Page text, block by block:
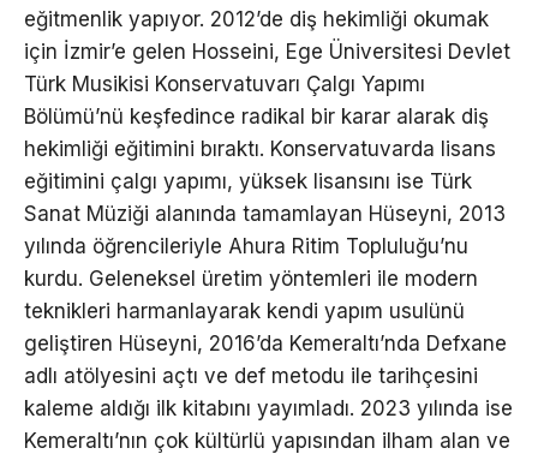
eğitmenlik yapıyor. 2012’de diş hekimliği okumak
için İzmir’e gelen Hosseini, Ege Üniversitesi Devlet
Türk Musikisi Konservatuvarı Çalgı Yapımı
Bölümü’nü keşfedince radikal bir karar alarak diş
hekimliği eğitimini bıraktı. Konservatuvarda lisans
eğitimini çalgı yapımı, yüksek lisansını ise Türk
Sanat Müziği alanında tamamlayan Hüseyni, 2013
yılında öğrencileriyle Ahura Ritim Topluluğu’nu
kurdu. Geleneksel üretim yöntemleri ile modern
teknikleri harmanlayarak kendi yapım usulünü
geliştiren Hüseyni, 2016’da Kemeraltı’nda Defxane
adlı atölyesini açtı ve def metodu ile tarihçesini
kaleme aldığı ilk kitabını yayımladı. 2023 yılında ise
Kemeraltı’nın çok kültürlü yapısından ilham alan ve